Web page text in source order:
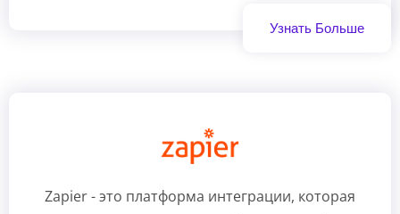
Узнать Больше
Zapier - это платформа интеграции, которая